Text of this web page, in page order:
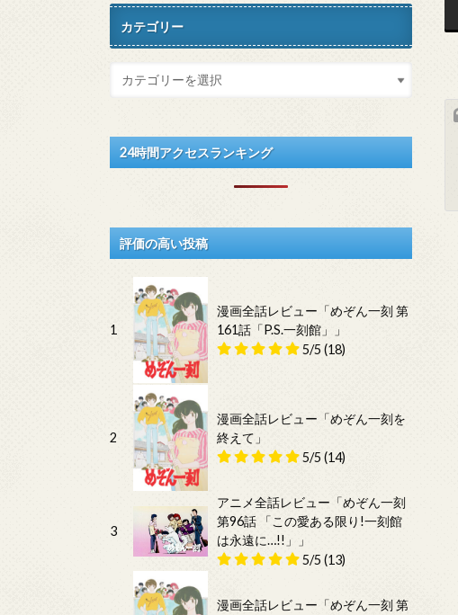
カテゴリー
24時間アクセスランキング
評価の高い投稿
1
漫画全話レビュー「めぞん一刻 第
161話「P.S.一刻館」」
5/5 (18)
2
漫画全話レビュー「めぞん一刻を
終えて」
5/5 (14)
3
アニメ全話レビュー「めぞん一刻
第96話 「この愛ある限り!一刻館
は永遠に…!!」」
5/5 (13)
漫画全話レビュー「めぞん一刻 第